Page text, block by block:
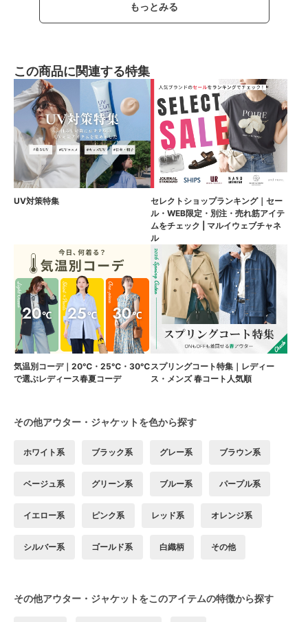
もっとみる
この商品に関連する特集
UV対策特集
セレクトショップランキング｜セー
ル・WEB限定・別注・売れ筋アイテ
ムをチェック | マルイウェブチャネ
ル
気温別コーデ｜20℃・25℃・30℃
で選ぶレディース春夏コーデ
スプリングコート特集｜レディー
ス・メンズ 春コート人気順
その他アウター・ジャケットを色から探す
ホワイト系 ブラック系 グレー系 ブラウン系
ベージュ系 グリーン系 ブルー系 パープル系
イエロー系 ピンク系 レッド系 オレンジ系
シルバー系 ゴールド系 白織柄 その他
その他アウター・ジャケットをこのアイテムの特徴から探す